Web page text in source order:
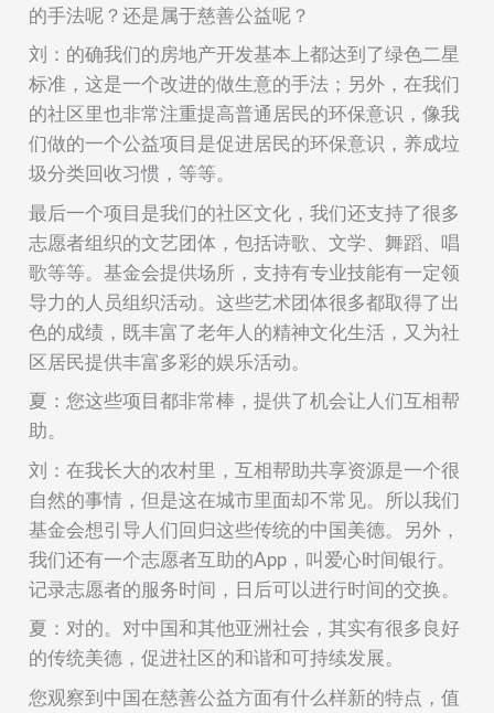
的手法呢？还是属于慈善公益呢？
刘：的确我们的房地产开发基本上都达到了绿色二星
标准，这是一个改进的做生意的手法；另外，在我们
的社区里也非常注重提高普通居民的环保意识，像我
们做的一个公益项目是促进居民的环保意识， 养成垃
圾分类回收习惯，等等。
最后一个项目是我们的社区文化 ，我们还支持了很多
志愿者组织的文艺团体 ，包括诗歌 、文学 舞蹈 、唱
歌等等。基金会提供场所，支持有专业技能有一定领
导力的人员组织活动。这些艺术团体很多都取得了出
色的成绩， 既丰富了老年人的精神文化生活，又为社
区居民提供丰富多彩的娱乐活动。
夏：您这些项目都非常棒，提供了机会让人们互相帮
助。
刘：在我长大的农村里，互相帮助共享资源是一个很
自然的事情，但是这在城市里面却不常见。所以我们
基金会想引导 人们回归这些传统的中国美德。另外，
我们还有一个志愿者互助的App ， 叫爱心时间银行。
记录志愿者的服务时间，日后可以进行时间的交换。
夏：对的。对中国和其他亚洲社会，其实有很多良好
的传统美德，促进社区的和谐和可持续发展。
您观察到中国在慈善公益方面有什么样新的特点，值